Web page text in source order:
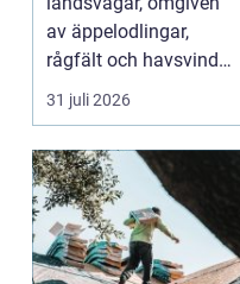
av äppelodlingar,
rågfält och havsvindar,
har
blomsterhantverke...
31 juli 2026